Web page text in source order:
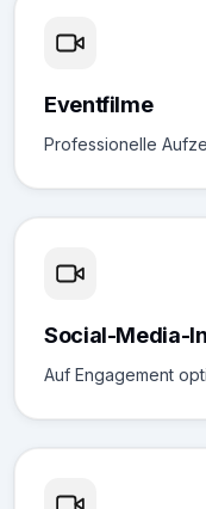
Eventfilme
Professionelle
Social-Media-
Auf Engagement